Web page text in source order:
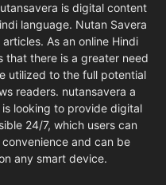
nutansavera is digital content
language. Nutan Savera
As an online Hindi
that there is a greater need
utilized to the full potential
readers. nutansavera a
looking to provide digital
24/7, which users can
and can be
any smart device.